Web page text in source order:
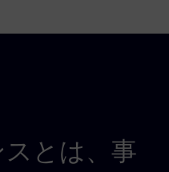
とは、事